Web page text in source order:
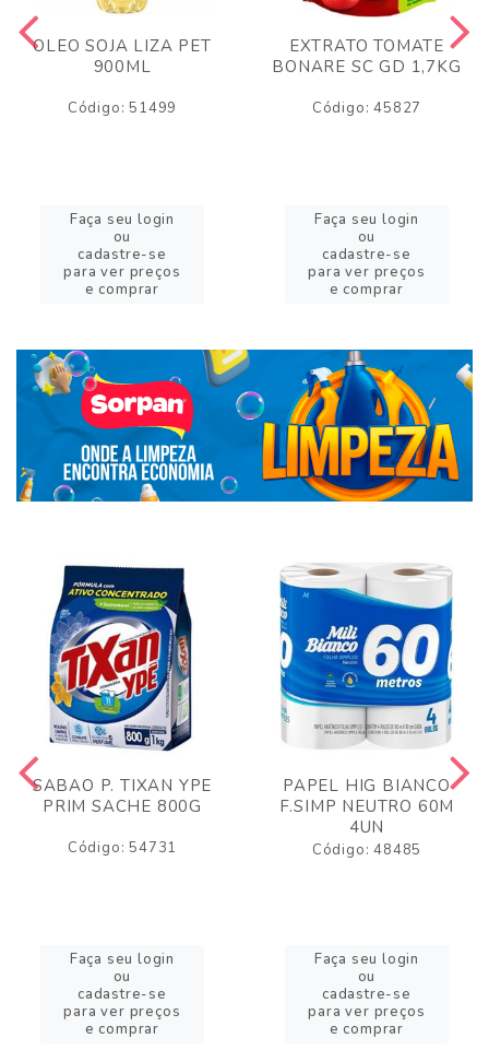
OLEO SOJA LIZA PET
900ML
Código: 51499
Faça seu login
ou
cadastre-se
para ver preços
e comprar
EXTRATO TOMATE
BONARE SC GD 1,7KG
Código: 45827
Faça seu login
ou
cadastre-se
para ver preços
e comprar
SABAO P. TIXAN YPE
PRIM SACHE 800G
Código: 54731
Faça seu login
ou
cadastre-se
para ver preços
e comprar
PAPEL HIG BIANCO
F.SIMP NEUTRO 60M
4UN
Código: 48485
Faça seu login
ou
cadastre-se
para ver preços
e comprar